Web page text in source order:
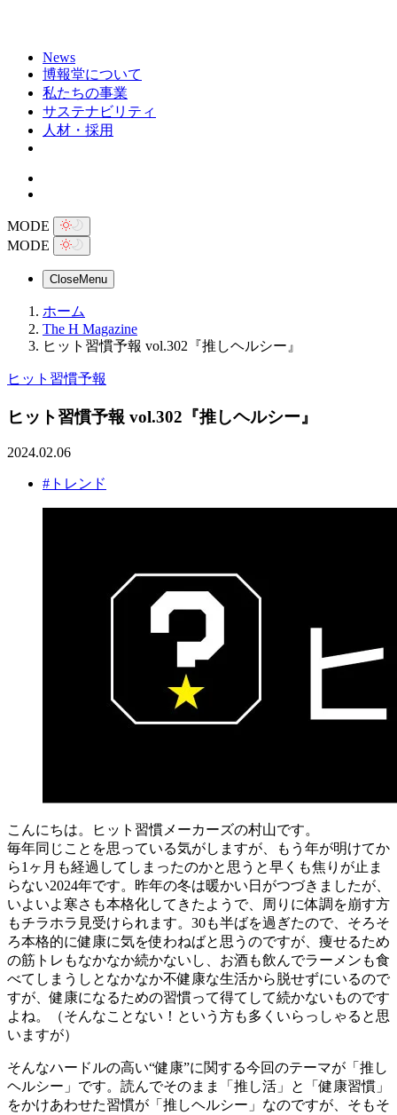
News
博報堂について
私たちの事業
サステナビリティ
人材・採用
MODE
MODE
CloseMenu
ホーム
The H Magazine
ヒット習慣予報 vol.302『推しヘルシー』
ヒット習慣予報
ヒット習慣予報 vol.302『推しヘルシー』
2024.02.06
#トレンド
こんにちは。ヒット習慣メーカーズの村山です。
毎年同じことを思っている気がしますが、もう年が明けてか
ら1ヶ月も経過してしまったのかと思うと早くも焦りが止ま
らない2024年です。昨年の冬は暖かい日がつづきましたが、
いよいよ寒さも本格化してきたようで、周りに体調を崩す方
もチラホラ見受けられます。30も半ばを過ぎたので、そろそ
ろ本格的に健康に気を使わねばと思うのですが、痩せるため
の筋トレもなかなか続かないし、お酒も飲んでラーメンも食
べてしまうしとなかなか不健康な生活から脱せずにいるので
すが、健康になるための習慣って得てして続かないものです
よね。（そんなことない！という方も多くいらっしゃると思
いますが）
そんなハードルの高い“健康”に関する今回のテーマが「推し
ヘルシー」です。読んでそのまま「推し活」と「健康習慣」
をかけあわせた習慣が「推しヘルシー」なのですが、そもそ